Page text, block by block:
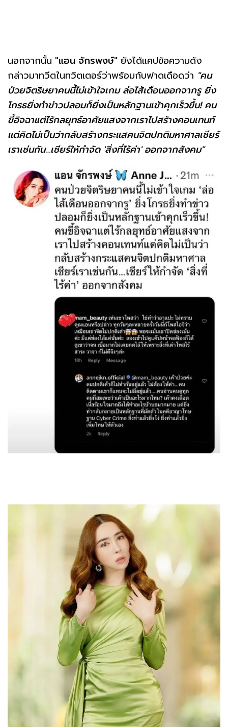
นอกจากนั้น "แอน จักรพงษ์" ยังได้แคปข้อความดัง
กล่าวมาทวีตในทวิตเตอร์ว่าพร้อมกับฟาดเดือดว่า "คน
ป่วยจิตริษยาคนนี้ไม่เข้าใจเกม ล่อไส้เดือนออกจากรู ยิ่ง
โกรธยิ่งทำข่าวปลอมก็ยิ่งเป็นหลักฐานเข้าคุกเร็วขึ้น! คน
ขี้อิจฉาแต่ไร้กลยุทธ์อาศัยแสงจากเราไปสร้างคอนเทนท์
แต่คิดไม่เป็นว่ากลับสร้างกระแสคนจิตปกติมหาศาลเชียร์
เราเช่นกัน…เชียร์ให้กำจัด 'สิ่งที่ไร้ค่า' ออกจากสังคม"